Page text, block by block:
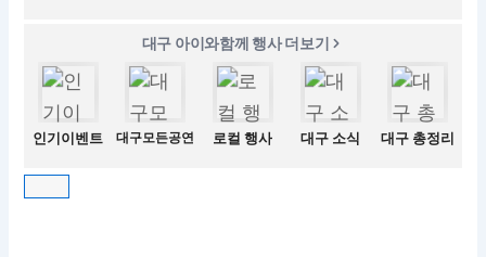
대구 아이와함께 행사 더보기
인기이벤트 대구모든공연 로컬 행사 대구 소식 대구 총정리